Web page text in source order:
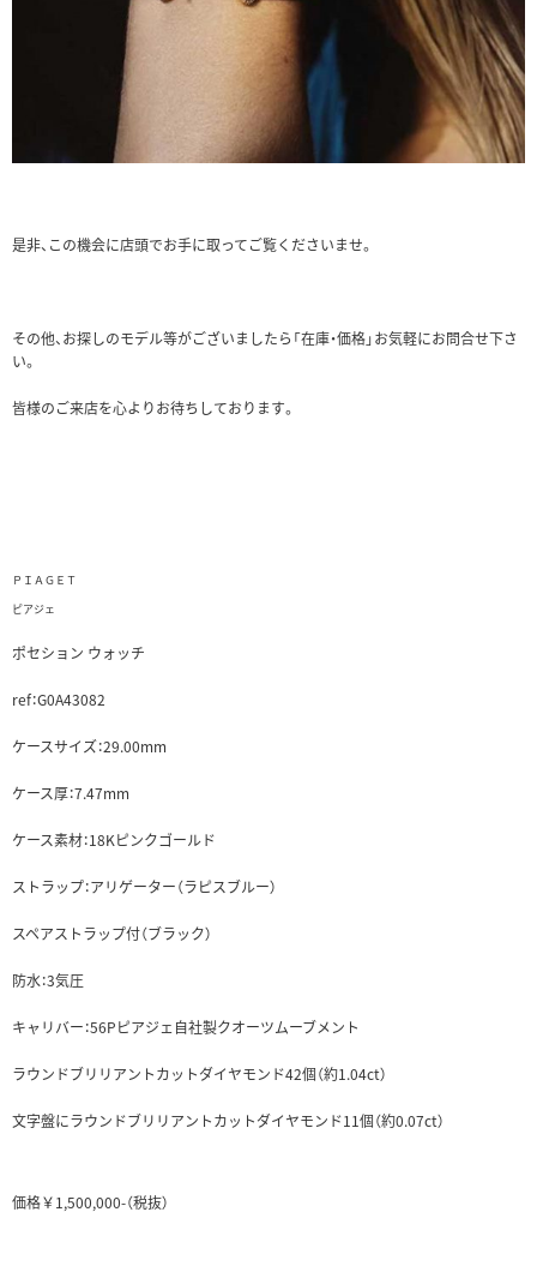
是非、この機会に店頭でお手に取ってご覧くださいませ。
その他、お探しのモデル等がございましたら「在庫・価格」お気軽にお問合せ下さ
い。
皆様のご来店を心よりお待ちしております。
ＰＩＡＧＥＴ
ピアジェ
ポセション ウォッチ
ref：G0A43082
ケースサイズ：29.00mm
ケース厚：7.47mm
ケース素材：18Kピンクゴールド
ストラップ：アリゲーター（ラピスブルー）
スペアストラップ付（ブラック）
防水：3気圧
キャリバー：56Pピアジェ自社製クオーツムーブメント
ラウンドブリリアントカットダイヤモンド42個（約1.04ct）
文字盤にラウンドブリリアントカットダイヤモンド11個（約0.07ct）
価格￥1,500,000-（税抜）